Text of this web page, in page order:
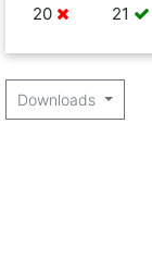
20
21
Downloads